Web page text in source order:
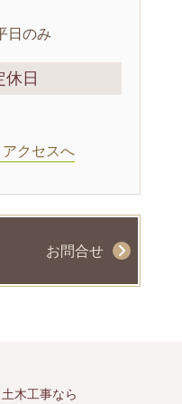
日のみ
休日
クセスへ
お問合せ
土木工事なら